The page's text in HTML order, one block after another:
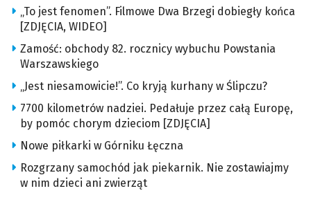
„To jest fenomen”. Filmowe Dwa Brzegi dobiegły końca
[ZDJĘCIA, WIDEO]
Zamość: obchody 82. rocznicy wybuchu Powstania
Warszawskiego
„Jest niesamowicie!”. Co kryją kurhany w Ślipczu?
7700 kilometrów nadziei. Pedałuje przez całą Europę,
by pomóc chorym dzieciom [ZDJĘCIA]
Nowe piłkarki w Górniku Łęczna
Rozgrzany samochód jak piekarnik. Nie zostawiajmy
w nim dzieci ani zwierząt